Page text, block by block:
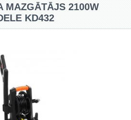
MAZGĀTĀJS 2100W
KD432
kopšanai
(2)